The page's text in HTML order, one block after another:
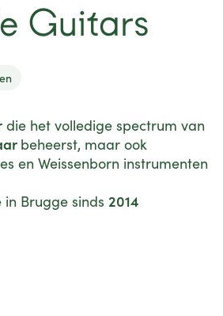
Guitars
die het volledige spectrum van
beheerst, maar ook
en Weissenborn instrumenten
Brugge sinds 2014